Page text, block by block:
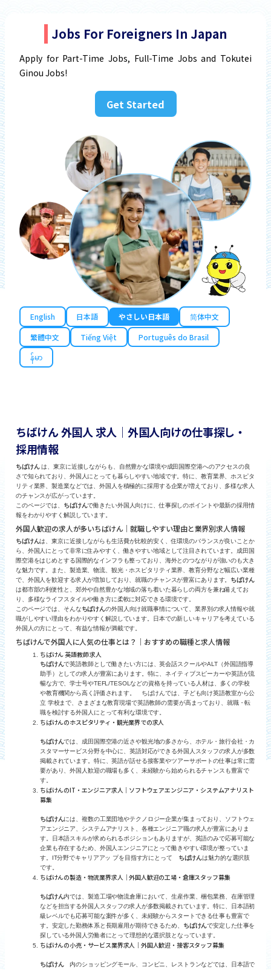
Jobs For Foreigners In Japan
Apply for Part-Time Jobs, Full-Time Jobs and Tokutei
Ginou Jobs!
Get Started
English 日本語 やさしい日本語
简体中文
繁體中文
Tiếng Việt
Português do Brasil
န်မာ
ちばけん 外国人 求人｜外国人向けの仕事探し・
採用情報
ちばけんは、東京に近接しながらも、自然豊かな環境や成田国際空港へのアクセスの良
さで知られており、外国人にとっても暮らしやすい地域です。特に、教育業界、ホスピタ
リティ業界、製造業などでは、外国人を積極的に採用する企業が増えており、多様な求人
のチャンスが広がっています。
このページでは、 ちばけんで働きたい外国人向けに、仕事探しのポイントや最新の採用情
報をわかりやすく解説しています。
外国人歓迎の求人が多いちばけん｜就職しやすい理由と業界別求人情報
ちばけんは、東京に近接しながらも生活費が比較的安く、住環境のバランスが良いことか
ら、外国人にとって非常に住みやすく、働きやすい地域として注目されています。成田国
際空港をはじめとする国際的なインフラも整っており、海外とのつながりが強いのも大き
な魅力です。また、製造業、物流、観光・ホスピタリティ業界、教育分野など幅広い業種
で、外国人を歓迎する求人が増加しており、就職のチャンスが豊富にあります。 ちばけん
は都市部の利便性と、郊外や自然豊かな地域の落ち着いた暮らしの両方を兼ね備えてお
り、多様なライフスタイルや働き方に柔軟に対応できる環境です。
このページでは、そんなちばけんの外国人向け就職事情について、業界別の求人情報や就
職がしやすい理由をわかりやすく解説しています。日本での新しいキャリアを考えている
外国人の方にとって、有益な情報が満載です。
ちばけんで外国人に人気の仕事とは？｜おすすめの職種と求人情報
ちばけん 英語教師 求人
ちばけんで英語教師として働きたい方には、英会話スクールやALT（外国語指導
助手）としての求人が豊富にあります。特に、ネイティブスピーカーや英語が流
暢な方で、学士号やTEFL/TESOLなどの資格を持っている人材は、多くの学校
や教育機関から高く評価されます。 ちばけんでは、子ども向け英語教室から公
立 学校まで、さまざまな教育現場で英語教師の需要が高まっており、就職・転
職を検討する外国人にとって有利な環境です。
ちばけんのホスピタリティ・観光業界での求人
ちばけんでは、成田国際空港の近さや観光地の多さから、ホテル・旅行会社・カ
スタマーサービス分野を中心に、英語対応ができる外国人スタッフの求人が多数
掲載されています。特に、英語が話せる接客業やツアーサポートの仕事は常に需
要があり、外国人歓迎の職場も多く、未経験から始められるチャンスも豊富で
す。
ちばけんのIT・エンジニア求人｜ソフトウェアエンジニア・システムアナリスト
募集
ちばけんには、複数の工業団地やテクノロジー企業が集まっており、ソフトウェ
アエンジニア、システムアナリスト、各種エンジニア職の求人が豊富にありま
す。日本語スキルが求められるポジションもありますが、英語のみで応募可能な
企業も存在するため、外国人エンジニアにとって働きやすい環境が整っていま
す。IT分野でキャリアアッ プを目指す方にとって
ちばけんは魅力的な選択肢
です。
ちばけんの製造・物流業界求人｜外国人歓迎の工場・倉庫スタッフ募集
ちばけん内では、製造工場や物流倉庫において、生産作業、梱包業務、在庫管理
などを担当する外国人スタッフの求人が多数掲載されています。特に、日本語初
級レベルでも応募可能な案件が多く、未経験からスタートできる仕事も豊富で
す。安定した勤務体系と長期雇用が期待できるため、
ちばけんで安定した仕事を
探している外国人労働者にとって理想的な選択肢となっています。
ちばけんの小売・サービス業界求人｜外国人歓迎・接客スタッフ募集
ちばけん内のショッピングモール、コンビニ、レストランなどでは、日本語で